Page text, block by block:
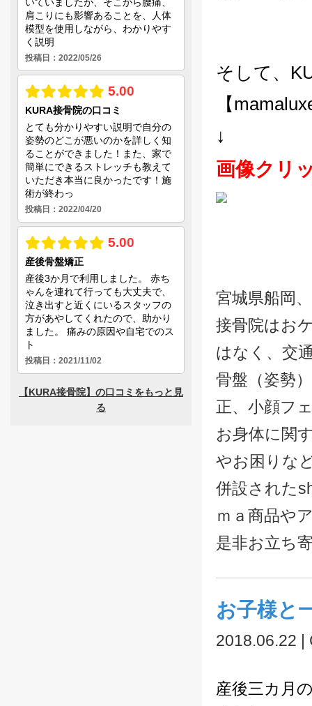
そして、
【
↓
画像クリ
宮城県船岡
接骨院はお
はなく、交
骨盤（姿勢
正、小顔フ
お身体に関
やお困りな
併設された
ｍａ商品や
是非お立ち
お子様と
2018.06.22
産後三カ月